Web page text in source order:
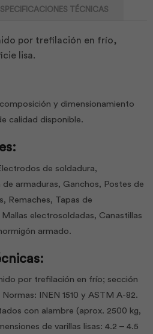
TÉCNICAS
por trefilación en frío,
lisa.
y dimensionamiento
calidad disponible.
de soldadura,
armaduras, Ganchos, Postes de
Remaches, Tapas de
electrosoldadas, Canastillas
armado.
por trefilación en frío; sección
INEN 1510 y ASTM A-82.
con alambre (aprox. 2500 kg,
de varillas lisas: 4.2 – 4.5